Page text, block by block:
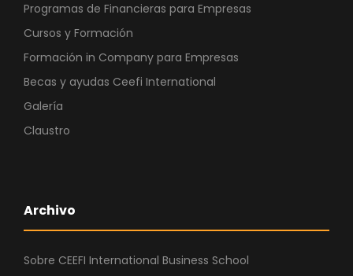
Programas de Financieras para Empresas
Cursos y Formación
Formación in Company para Empresas
Becas y ayudas Ceefi International
Galería
Claustro
Archivo
Sobre CEEFI International Business School